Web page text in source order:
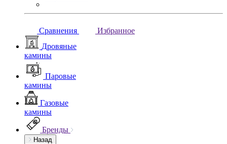
Сравнения
Избранное
Дровяные
камины
Паровые
камины
Газовые
камины
Бренды
Назад